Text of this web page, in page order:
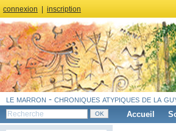
connexion inscription
le marron - chroniques atypiques de la
Accueil